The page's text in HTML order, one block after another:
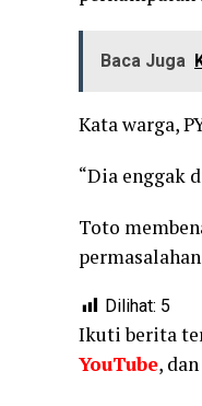
Baca Juga
Kata warga,
“Dia enggak
Toto
Dilihat: 5
Ikuti berita
YouTube, dan